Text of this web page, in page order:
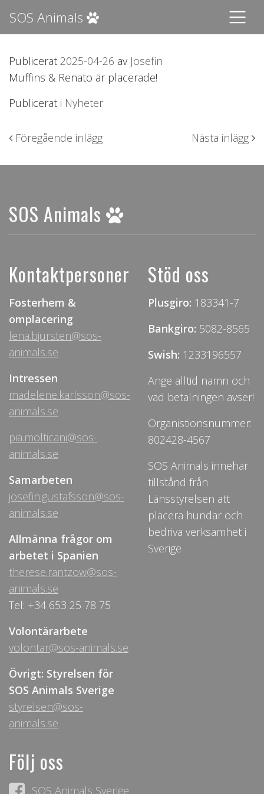
SOS Animals
Publicerat 2025-04-26 av Josefin
Muffins & Renato är placerade!
Publicerat i Nyheter
Inläggsnavigering
Föregående inlägg Nästa inlägg
SOS Animals
Kontaktpersoner
Fosterhem &
omplacering
lena.bjursten@sos-
animals.se
Intressen
madelene.karlsson@sos-
animals.se
pia.molticani@sos-
animals.se
Samarbeten
josefin.gustafsson@sos-
animals.se
Allmänna frågor om
arbetet i Spanien
therese.rantzow@sos-
animals.se
Tel: +34 653 25 78 75
Volontärarbete
volontar@sos-animals.se
Övrigt: Styrelsen för
SOS Animals Sverige
styrelsen@sos-
animals.se
Stöd oss
Plusgiro: 183341-7
Bankgiro: 5082-8565
Swish: 1233196557
Ange alltid namn och
vad betalningen avser!
Organistionsnummer:
802428-4567
SOS Animals innehar
tillstånd från
Länsstyrelsen att
placera hundar och
bedriva verksamhet i
Sverige
Följ oss
SOS Animals Sverige